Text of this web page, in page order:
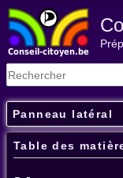
Panneau latéral
Table des